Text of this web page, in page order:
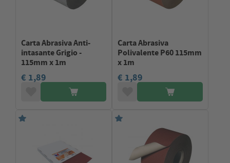
Carta Abrasiva Anti-
intasante Grigio -
115mm x 1m
€ 1,89
Carta Abrasiva
Polivalente P60 115mm
x 1m
€ 1,89